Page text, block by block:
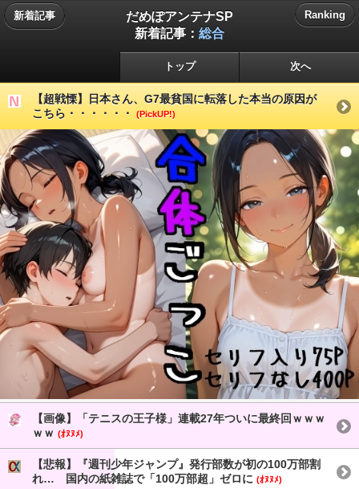
新着記事
だめぽアンテナSP
新着記事： 総合
Ranking
トップ 次へ
【超戦慄】日本さん、G7最貧国に転落した本当の原因が
こちら・・・・・・
(PickUP!)
【画像】「テニスの王子様」連載27年ついに最終回ｗｗｗ
ｗｗ (ｵﾇﾇﾒ)
【悲報】『週刊少年ジャンプ』発行部数が初の100万部割
れ… 国内の紙雑誌で「100万部超」ゼロに (ｵﾇﾇﾒ)